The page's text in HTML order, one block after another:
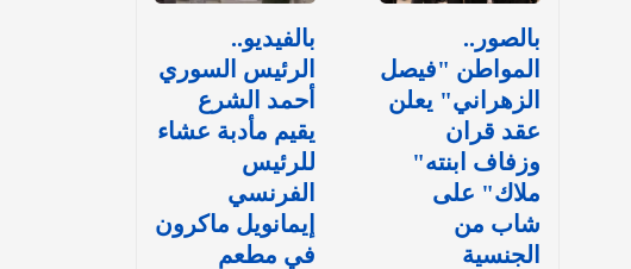
بالصور..
المواطن "فيصل
الزهراني" يعلن
عقد قران
وزفاف ابنته"
ملاك" على
شاب من
الجنسية
بالفيديو..
الرئيس السوري
أحمد الشرع
يقيم مأدبة عشاء
للرئيس
الفرنسي
إيمانويل ماكرون
في مطعم